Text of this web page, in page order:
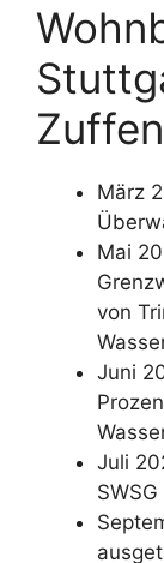
März
Mai
von
Juni
Juli